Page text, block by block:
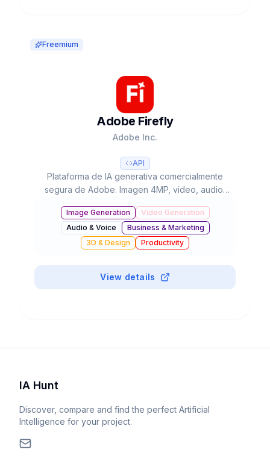
Freemium
Adobe Firefly
Adobe Inc.
API
Plataforma de IA generativa comercialmente
segura de Adobe. Imagen 4MP, video, audio,
Creative Cloud.
Image Generation
Video Generation
Audio & Voice
Business & Marketing
3D & Design
Productivity
View details
IA Hunt
Discover, compare and find the perfect Artificial
Intelligence for your project.